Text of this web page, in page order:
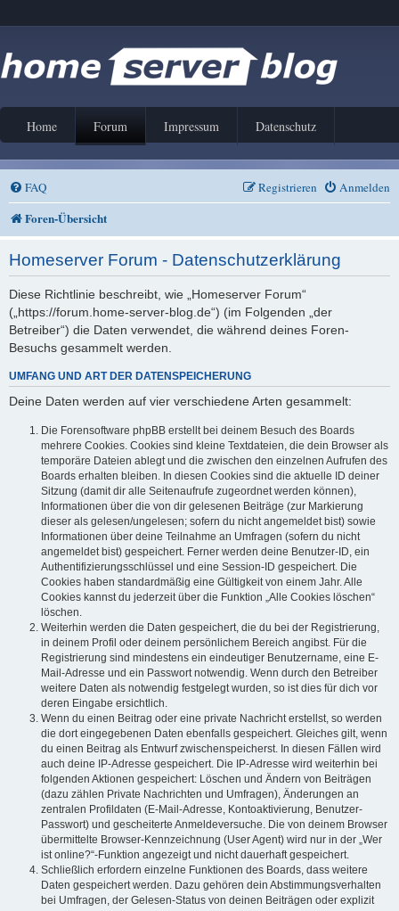
Home Forum Impressum Datenschutz
FAQ Anmelden
Registrieren
Foren-Übersicht
Homeserver Forum - Datenschutzerklärung
Diese Richtlinie beschreibt, wie „Homeserver Forum“
(„https://forum.home-server-blog.de“) (im Folgenden „der
Betreiber“) die Daten verwendet, die während deines Foren-
Besuchs gesammelt werden.
UMFANG UND ART DER DATENSPEICHERUNG
Deine Daten werden auf vier verschiedene Arten gesammelt:
Die Forensoftware phpBB erstellt bei deinem Besuch des Boards
mehrere Cookies. Cookies sind kleine Textdateien, die dein Browser als
temporäre Dateien ablegt und die zwischen den einzelnen Aufrufen des
Boards erhalten bleiben. In diesen Cookies sind die aktuelle ID deiner
Sitzung (damit dir alle Seitenaufrufe zugeordnet werden können),
Informationen über die von dir gelesenen Beiträge (zur Markierung
dieser als gelesen/ungelesen; sofern du nicht angemeldet bist) sowie
Informationen über deine Teilnahme an Umfragen (sofern du nicht
angemeldet bist) gespeichert. Ferner werden deine Benutzer-ID, ein
Authentifizierungsschlüssel und eine Session-ID gespeichert. Die
Cookies haben standardmäßig eine Gültigkeit von einem Jahr. Alle
Cookies kannst du jederzeit über die Funktion „Alle Cookies löschen“
löschen.
Weiterhin werden die Daten gespeichert, die du bei der Registrierung,
in deinem Profil oder deinem persönlichem Bereich angibst. Für die
Registrierung sind mindestens ein eindeutiger Benutzername, eine E-
Mail-Adresse und ein Passwort notwendig. Wenn durch den Betreiber
weitere Daten als notwendig festgelegt wurden, so ist dies für dich vor
deren Eingabe ersichtlich.
Wenn du einen Beitrag oder eine private Nachricht erstellst, so werden
die dort eingegebenen Daten ebenfalls gespeichert. Gleiches gilt, wenn
du einen Beitrag als Entwurf zwischenspeicherst. In diesen Fällen wird
auch deine IP-Adresse gespeichert. Die IP-Adresse wird weiterhin bei
folgenden Aktionen gespeichert: Löschen und Ändern von Beiträgen
(dazu zählen Private Nachrichten und Umfragen), Änderungen an
zentralen Profildaten (E-Mail-Adresse, Kontoaktivierung, Benutzer-
Passwort) und gescheiterte Anmeldeversuche. Die von deinem Browser
übermittelte Browser-Kennzeichnung (User Agent) wird nur in der „Wer
ist online?“-Funktion angezeigt und nicht dauerhaft gespeichert.
Schließlich erfordern einzelne Funktionen des Boards, dass weitere
Daten gespeichert werden. Dazu gehören dein Abstimmungsverhalten
bei Umfragen, der Gelesen-Status von deinen Beiträgen oder explizit